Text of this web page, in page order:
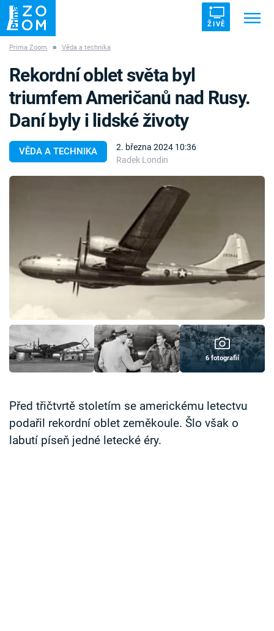
ŽIVĚ
ZÁHADY VETŘELCI DÁVNOVĚKU
Témata
TV Program
Časopis
Sledujte prima+
Přihlášení
Sledujte nás
Prima Zoom ■ Věda a technika
VĚDA A TECHNIKA
2. března 2024 10:36
Radek Londin
Rekordní oblet světa byl
triumfem Američanů nad Rusy.
Daní byly i lidské životy
6 fotografií
Před třičtvrtě stoletím se americkému letectvu
podařil rekordní oblet zeměkoule. Šlo však o
labutí píseň jedné letecké éry.